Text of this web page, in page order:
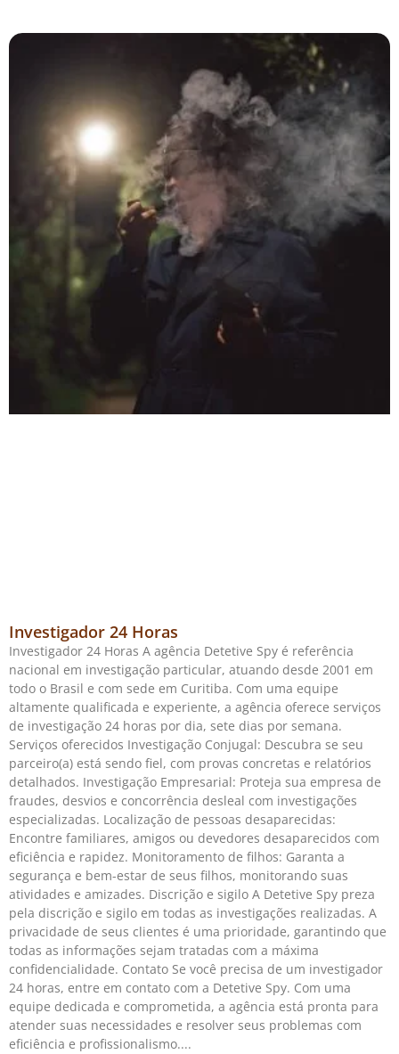
Investigador 24 Horas
Investigador 24 Horas A agência Detetive Spy é referência
nacional em investigação particular, atuando desde 2001 em
todo o Brasil e com sede em Curitiba. Com uma equipe
altamente qualificada e experiente, a agência oferece serviços
de investigação 24 horas por dia, sete dias por semana.
Serviços oferecidos Investigação Conjugal: Descubra se seu
parceiro(a) está sendo fiel, com provas concretas e relatórios
detalhados. Investigação Empresarial: Proteja sua empresa de
fraudes, desvios e concorrência desleal com investigações
especializadas. Localização de pessoas desaparecidas:
Encontre familiares, amigos ou devedores desaparecidos com
eficiência e rapidez. Monitoramento de filhos: Garanta a
segurança e bem-estar de seus filhos, monitorando suas
atividades e amizades. Discrição e sigilo A Detetive Spy preza
pela discrição e sigilo em todas as investigações realizadas. A
privacidade de seus clientes é uma prioridade, garantindo que
todas as informações sejam tratadas com a máxima
confidencialidade. Contato Se você precisa de um investigador
24 horas, entre em contato com a Detetive Spy. Com uma
equipe dedicada e comprometida, a agência está pronta para
atender suas necessidades e resolver seus problemas com
eficiência e profissionalismo.